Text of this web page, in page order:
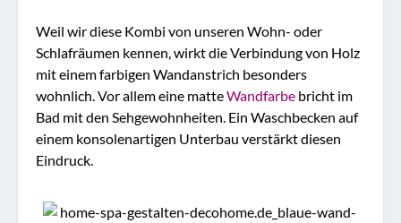
Weil wir diese Kombi von unseren Wohn- oder
Schlafräumen kennen, wirkt die Verbindung von Holz
mit einem farbigen Wandanstrich besonders
wohnlich. Vor allem eine matteWandfarbe bricht im
Bad mit den Sehgewohnheiten. Ein Waschbecken auf
einem konsolenartigen Unterbau verstärkt diesen
Eindruck.